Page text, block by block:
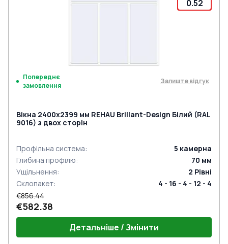
0.52
Попереднє
замовлення
Залиште відгук
Вікна 2400x2399 мм REHAU Brillant-Design Білий (RAL
9016) з двох сторін
Профільна система: 5 камерна
Глибина профілю: 70 мм
Ущільнення: 2 Рівні
Склопакет:
4 - 16 - 4 - 12 - 4
€856.44
€582.38
Детальніше / Змінити